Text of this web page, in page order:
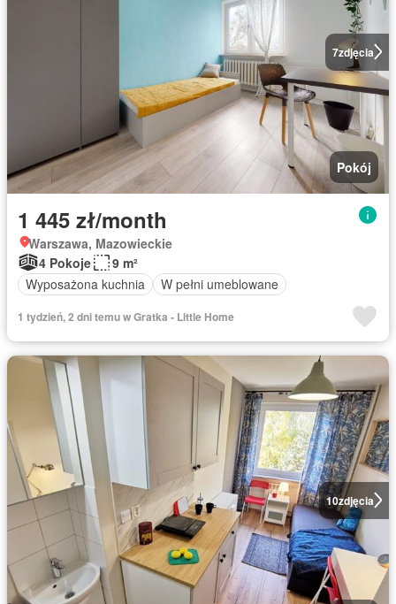
7zdjęcia
Pokój
1 445 zł/month
Warszawa, Mazowieckie
4 Pokoje
9 m²
Wyposażona kuchnia
W pełni umeblowane
1 tydzień, 2 dni temu w Gratka - Little Home
10zdjęcia